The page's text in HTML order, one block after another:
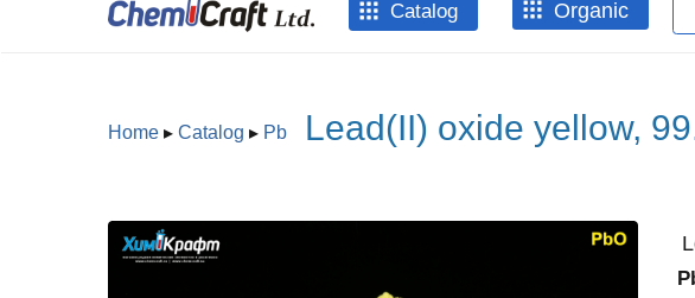
Catalog Оrganic
You are here
Home▸ Catalog ▸ Pb Lead(II) oxide yellow,